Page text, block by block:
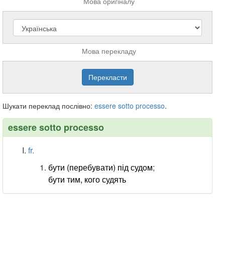
Мова перекладу
Шукати переклад послівно: essere sotto processo.
essere sotto processo
fr.
бути (перебувати) під судом;
бути тим, кого судять